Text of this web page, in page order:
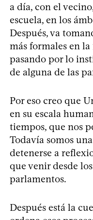
a día, con el
escuela, en los
Después, va
más formales en
pasando por lo
de alguna de las
Por eso creo que
en su escala
tiempos, que nos
Todavía somos
detenerse a
que venir desde
parlamentos.
Después está la